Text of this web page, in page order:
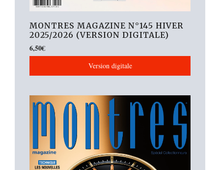
MONTRES MAGAZINE N°145 HIVER
2025/2026 (VERSION DIGITALE)
6,50€